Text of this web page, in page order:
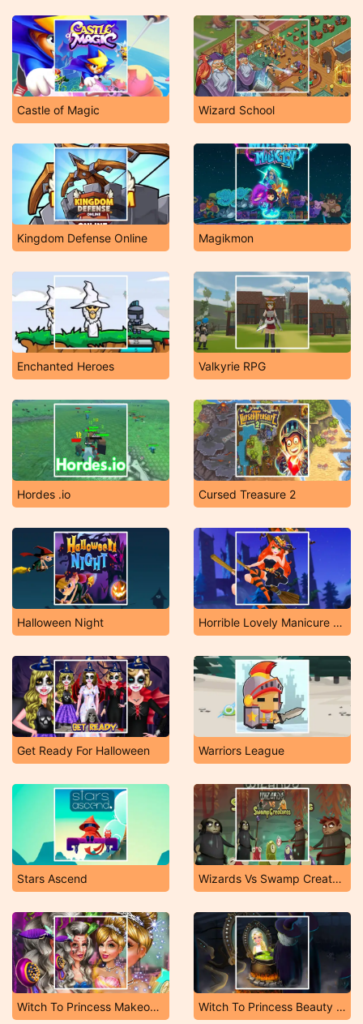
Castle of Magic Wizard School
Kingdom Defense Online Magikmon
Enchanted Heroes Valkyrie RPG
Hordes .io Cursed Treasure 2
Halloween Night Horrible Lovely Manicure Halloween
Get Ready For Halloween Warriors League
Stars Ascend Wizards Vs Swamp Creatures
Witch To Princess Makeover Witch To Princess Beauty Potion Game